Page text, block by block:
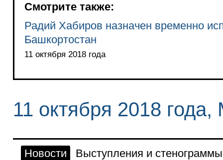
Смотрите также:
Радий Хабиров назначен временно
Башкортостан
11 октября 2018 года
11 октября 2018
Новости
Выступления и стенограммы